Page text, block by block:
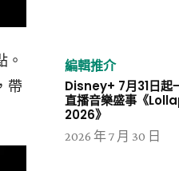
帶
編輯推介
Disney+ 7月31日起
直播音樂盛事《
2026》
2026 年 7 月 30 日